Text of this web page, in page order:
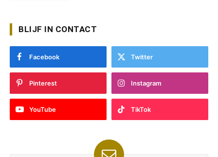
BLIJF IN CONTACT
Facebook Twitter
Pinterest Instagram
YouTube TikTok